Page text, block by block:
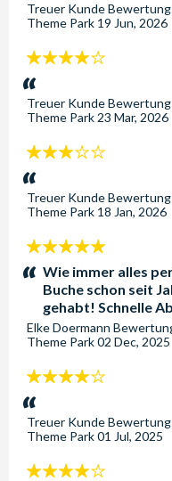
Treuer KundeBewertung
Theme Park 19 Jun, 2026
4
Sterne:
Treuer KundeBewertung
Theme Park 23 Mar, 2026
3
Sterne:
Treuer KundeBewertung
Theme Park 18 Jan, 2026
5
Sterne:Wie immer alles
Buche schon seit
gehabt! Schnelle
Elke Doermann
Theme Park02 Dec, 2025
4
Sterne:
Treuer KundeBewertung
Theme Park01 Jul, 2025
4